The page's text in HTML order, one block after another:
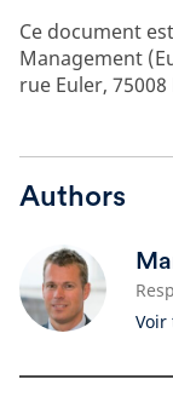
Ce document
Management
rue Euler, 75008
Authors
Voir